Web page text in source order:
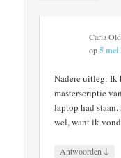
Carla
op5 mei
Nadere uitleg: Ik
masterscriptie
laptop had
wel, want ik
Antwoorden ↓